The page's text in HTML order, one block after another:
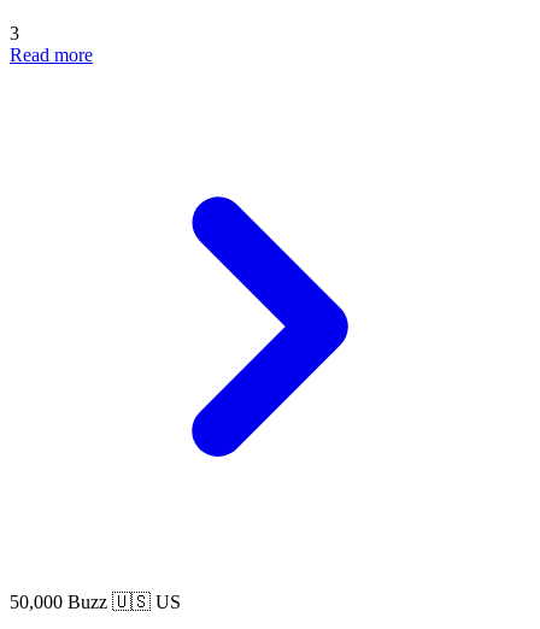
3
Read more
50,000 Buzz 🇺🇸 US